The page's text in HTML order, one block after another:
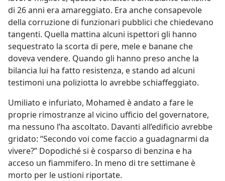
di 26 anni era amareggiato. Era anche consapevole
della corruzione di funzionari pubblici che chiedevano
tangenti. Quella mattina alcuni ispettori gli hanno
sequestrato la scorta di pere, mele e banane che
doveva vendere. Quando gli hanno preso anche la
bilancia lui ha fatto resistenza, e stando ad alcuni
testimoni una poliziotta lo avrebbe schiaffeggiato.
Umiliato e infuriato, Mohamed è andato a fare le
proprie rimostranze al vicino ufficio del governatore,
ma nessuno l’ha ascoltato. Davanti all’edificio avrebbe
gridato: “Secondo voi come faccio a guadagnarmi da
vivere?” Dopodiché si è cosparso di benzina e ha
acceso un fiammifero. In meno di tre settimane è
morto per le ustioni riportate.